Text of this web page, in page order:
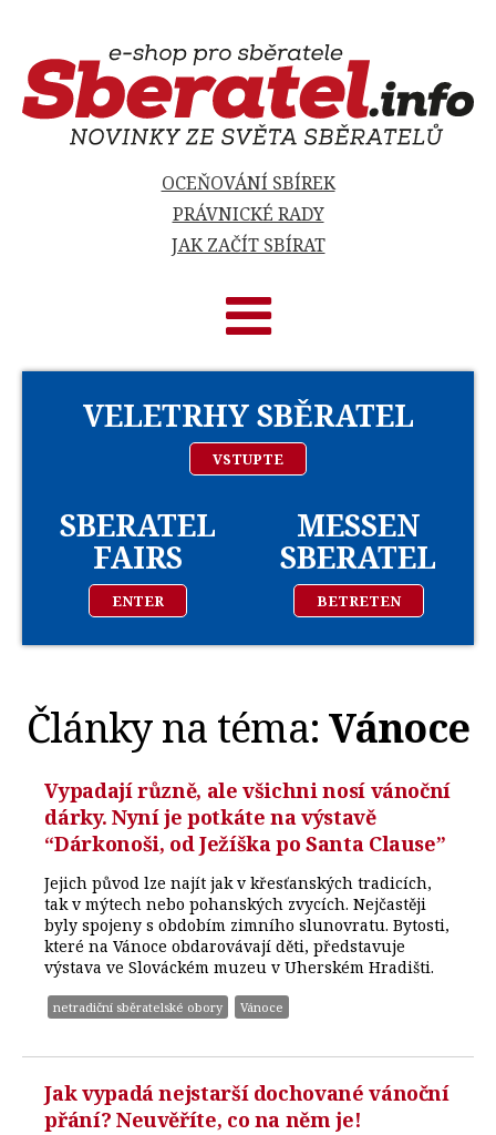
OCEŇOVÁNÍ SBÍREK
PRÁVNICKÉ RADY
JAK ZAČÍT SBÍRAT
VELETRHY SBĚRATEL
VSTUPTE
SBERATEL
FAIRS
ENTER
MESSEN
SBERATEL
BETRETEN
Články na téma:Vánoce
Vypadají různě, ale všichni nosí vánoční
dárky. Nyní je potkáte na výstavě
“Dárkonoši, od Ježíška po Santa Clause”
Jejich původ lze najít jak v křesťanských tradicích,
tak v mýtech nebo pohanských zvycích. Nejčastěji
byly spojeny s obdobím zimního slunovratu. Bytosti,
které na Vánoce obdarovávají děti, představuje
výstava ve Slováckém muzeu v Uherském Hradišti.
netradiční sběratelské obory Vánoce
Jak vypadá nejstarší dochované vánoční
přání? Neuvěříte, co na něm je!